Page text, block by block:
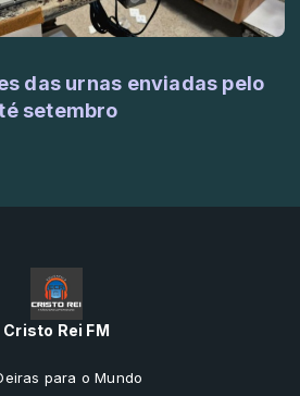
das urnas enviadas pelo
setembro
Cristo Rei FM
para o Mundo